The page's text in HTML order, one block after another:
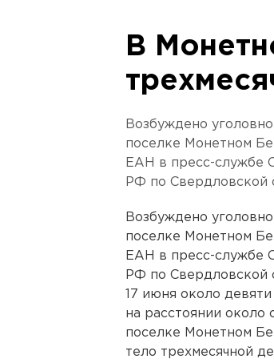
В
Возбуждено
поселке Монетном
ЕАН в пресс-службе
РФ по Свердловской
Возбуждено
поселке Монетном
ЕАН в пресс-службе
РФ по Свердловской
17 июня около
на расстоянии
поселке Монетном
тело трехмесячной